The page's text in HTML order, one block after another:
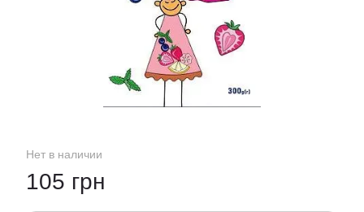
Нет в наличии
105 грн